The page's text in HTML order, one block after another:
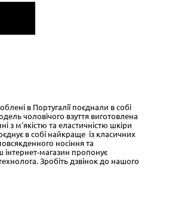
в Португалії поєднали в собі
чоловічого взуття виготовлена
з м'якістю та еластичністю шкіри
в собі найкраще із класичних
носіння та
магазин пропонує
Зробіть дзвінок до нашого